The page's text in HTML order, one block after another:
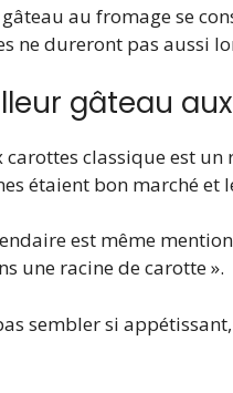
au fromage se
ne dureront pas aussi
gâteau
carottes classique est
étaient bon marché et
est même
une racine de carotte ».
sembler si